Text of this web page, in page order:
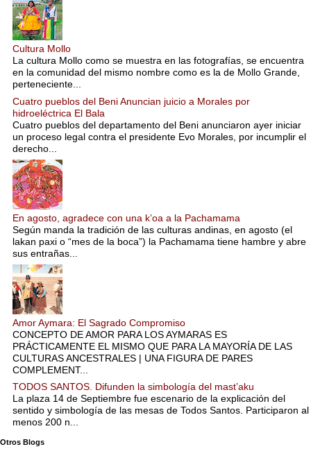
Cultura Mollo
La cultura Mollo como se muestra en las fotografías, se encuentra
en la comunidad del mismo nombre como es la de Mollo Grande,
perteneciente...
Cuatro pueblos del Beni Anuncian juicio a Morales por
hidroeléctrica El Bala
Cuatro pueblos del departamento del Beni anunciaron ayer iniciar
un proceso legal contra el presidente Evo Morales, por incumplir el
derecho...
En agosto, agradece con una k’oa a la Pachamama
Según manda la tradición de las culturas andinas, en agosto (el
lakan paxi o “mes de la boca”) la Pachamama tiene hambre y abre
sus entrañas...
Amor Aymara: El Sagrado Compromiso
CONCEPTO DE AMOR PARA LOS AYMARAS ES
PRÁCTICAMENTE EL MISMO QUE PARA LA MAYORÍA DE LAS
CULTURAS ANCESTRALES | UNA FIGURA DE PARES
COMPLEMENT...
TODOS SANTOS. Difunden la simbología del mast’aku
La plaza 14 de Septiembre fue escenario de la explicación del
sentido y simbología de las mesas de Todos Santos. Participaron al
menos 200 n...
Otros Blogs